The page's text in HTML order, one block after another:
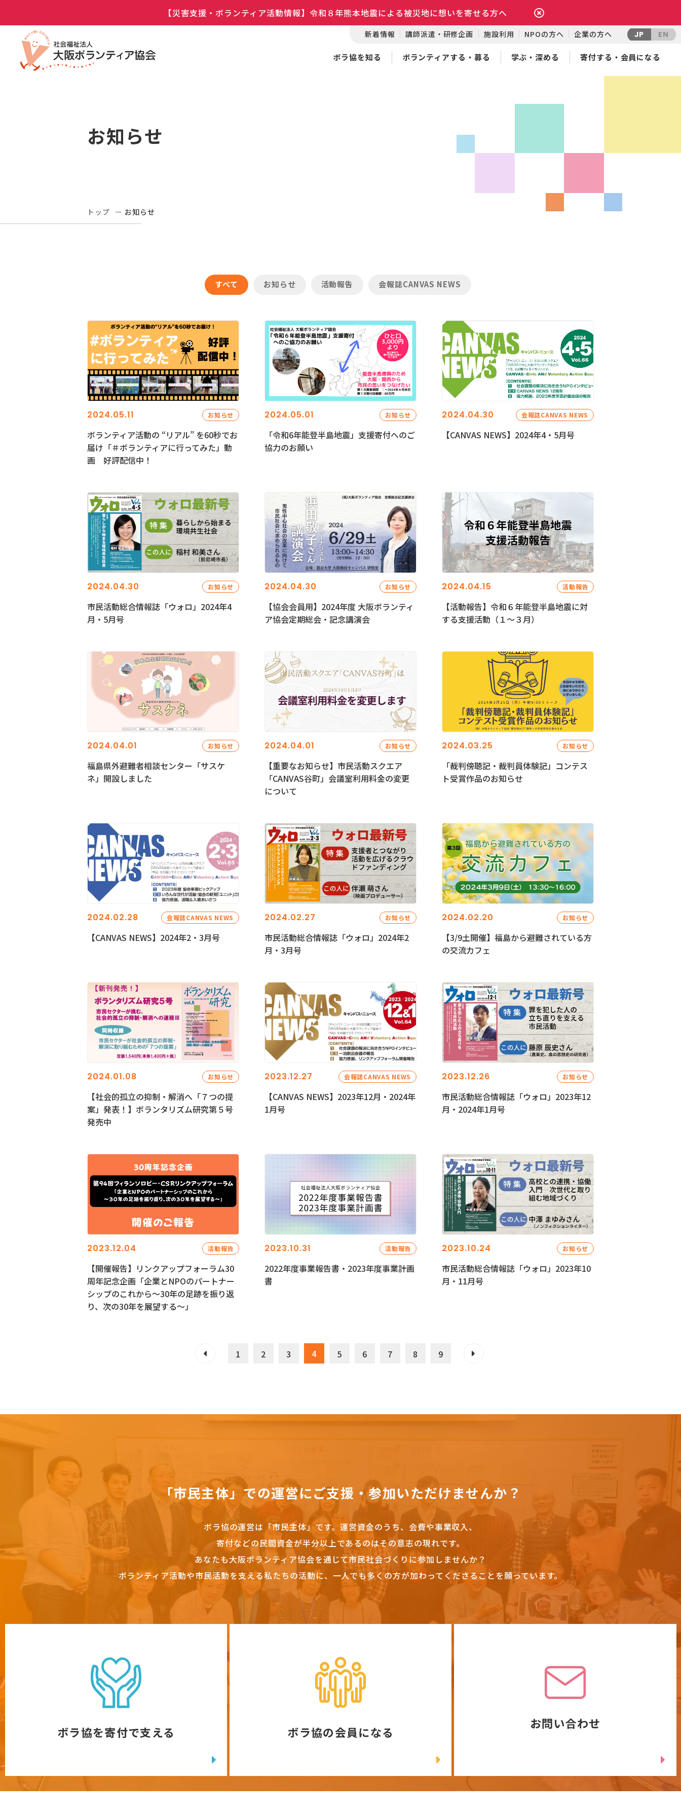
【災害支援・ボランティア活動情報】令和８年熊本地震による被災地に想いを寄せる方へ
新着情報 講師派遣・研修企画 施設利用 NPOの方へ 企業の方へ JP EN
ボラ協を知る ボランティアする・募る 学ぶ・深める 寄付する・会員になる
お知らせ
トップ お知らせ
すべて お知らせ 活動報告 会報誌CANVAS NEWS
2024.05.11 お知らせ
ボランティア活動の “リアル” を60秒でお
届け「＃ボランティアに行ってみた」動
画 好評配信中！
2024.05.01 お知らせ
「令和6年能登半島地震」支援寄付へのご
協力のお願い
2024.04.30 会報誌CANVAS NEWS
【CANVAS NEWS】2024年4・5月号
2024.04.30 お知らせ
市民活動総合情報誌「ウォロ」2024年4
月・5月号
2024.04.30 お知らせ
【協会会員用】2024年度 大阪ボランティ
ア協会定期総会・記念講演会
2024.04.15 活動報告
【活動報告】令和６年能登半島地震に対
する支援活動（１〜３月）
2024.04.01 お知らせ
福島県外避難者相談センター「サスケ
ネ」開設しました
2024.04.01 お知らせ
【重要なお知らせ】市民活動スクエア
「CANVAS谷町」会議室利用料金の変更
について
2024.03.25 お知らせ
「裁判傍聴記・裁判員体験記」コンテス
ト受賞作品のお知らせ
2024.02.28 会報誌CANVAS NEWS
【CANVAS NEWS】2024年2・3月号
2024.02.27 お知らせ
市民活動総合情報誌「ウォロ」2024年2
月・3月号
2024.02.20 お知らせ
【3/9土開催】福島から避難されている方
の交流カフェ
2024.01.08 お知らせ
【社会的孤立の抑制・解消へ「７つの提
案」発表！】ボランタリズム研究第５号
発売中
2023.12.27 会報誌CANVAS NEWS
【CANVAS NEWS】2023年12月・2024年
1月号
2023.12.26 お知らせ
市民活動総合情報誌「ウォロ」2023年12
月・2024年1月号
2023.12.04 活動報告
【開催報告】リンクアップフォーラム30
周年記念企画「企業とNPOのパートナー
シップのこれから～30年の足跡を振り返
り、次の30年を展望する～」
2023.10.31 活動報告
2022年度事業報告書・2023年度事業計画
書
2023.10.24 お知らせ
市民活動総合情報誌「ウォロ」2023年10
月・11月号
1 2 3 4 5 6 7 8 9
「市民主体」での運営にご支援・参加いただけませんか？
ボラ協の運営は「市民主体」です。 運営資金のうち、会費や事業収入、
寄付などの民間資金が半分以上であるのはその意志の現れです。
あなたも大阪ボランティア協会を通じて市民社会づくりに参加しませんか？
ボランティア活動や市民活動を支える私たちの活動に、一人でも多くの方が加わってくださることを願っています。
ボラ協を寄付で支える ボラ協の会員になる
お問い合わせ